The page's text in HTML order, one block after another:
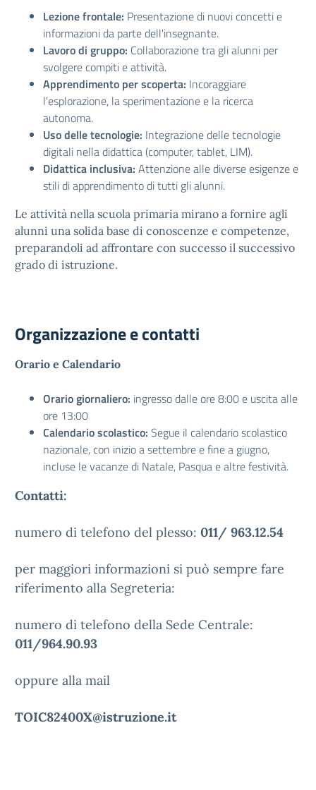
Lezione frontale: Presentazione di nuovi concetti e
informazioni da parte dell'insegnante.
Lavoro di gruppo: Collaborazione tra gli alunni per
svolgere compiti e attività.
Apprendimento per scoperta: Incoraggiare
l'esplorazione, la sperimentazione e la ricerca
autonoma.
Uso delle tecnologie: Integrazione delle tecnologie
digitali nella didattica (computer, tablet, LIM).
Didattica inclusiva: Attenzione alle diverse esigenze e
stili di apprendimento di tutti gli alunni.
Le attività nella scuola primaria mirano a fornire agli
alunni una solida base di conoscenze e competenze,
preparandoli ad affrontare con successo il successivo
grado di istruzione.
Organizzazione e contatti
Orario e Calendario
Orario giornaliero: ingresso dalle ore 8:00 e uscita alle
ore 13:00
Calendario scolastico: Segue il calendario scolastico
nazionale, con inizio a settembre e fine a giugno,
incluse le vacanze di Natale, Pasqua e altre festività.
Contatti:
numero di telefono del plesso: 011/ 963.12.54
per maggiori informazioni si può sempre fare
riferimento alla Segreteria:
numero di telefono della Sede Centrale:
011/964.90.93
oppure alla mail
TOIC82400X@istruzione.it